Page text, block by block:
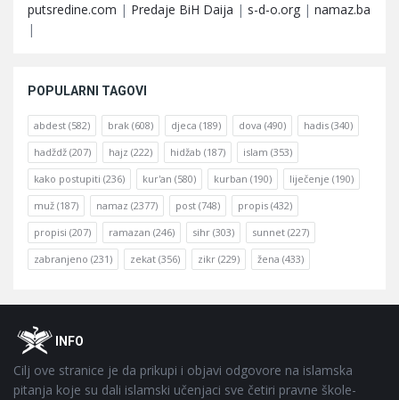
putsredine.com | Predaje BiH Daija | s-d-o.org | namaz.ba
|
POPULARNI TAGOVI
abdest (582) brak (608) djeca (189) dova (490) hadis (340)
hadždž (207) hajz (222) hidžab (187) islam (353)
kako postupiti (236) kur'an (580) kurban (190) liječenje (190)
muž (187) namaz (2377) post (748) propis (432)
propisi (207) ramazan (246) sihr (303) sunnet (227)
zabranjeno (231) zekat (356) zikr (229) žena (433)
FooterOINFO
Cilj ove stranice je da prikupi i objavi odgovore na islamska
pitanja koje su dali islamski učenjaci sve četiri pravne škole-